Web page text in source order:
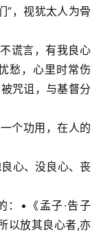
”，视犹太人为骨
谎言，有我良心
愁，心里时常伤
咒诅，与基督分
个功用，在人的
心、没良心、丧
：•《孟子·告子
以放其良心者,亦